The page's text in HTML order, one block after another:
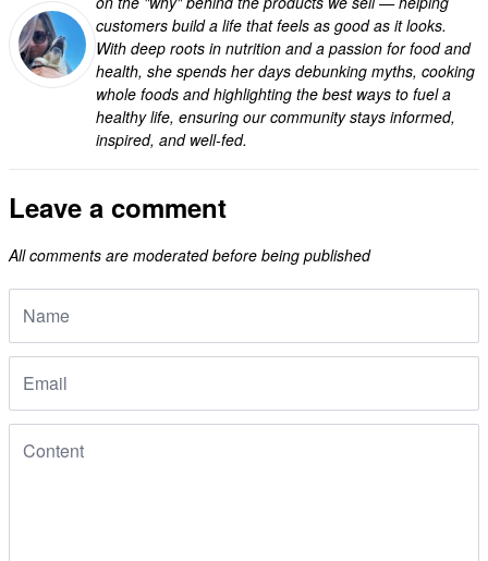
customers build a life that feels as good as it looks.
With deep roots in nutrition and a passion for food and
health, she spends her days debunking myths, cooking
whole foods and highlighting the best ways to fuel a
healthy life, ensuring our community stays informed,
inspired, and well-fed.
Leave a comment
All comments are moderated before being published